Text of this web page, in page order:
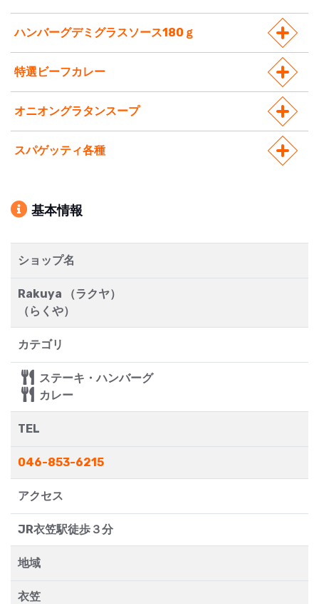
ハンバーグデミグラスソース180ｇ
特選ビーフカレー
オニオングラタンスープ
スパゲッティ各種
基本情報
ショップ名
Rakuya （ラクヤ）
（らくや）
カテゴリ
ステーキ・ハンバーグ
カレー
TEL
046-853-6215
アクセス
JR衣笠駅徒歩３分
地域
衣笠